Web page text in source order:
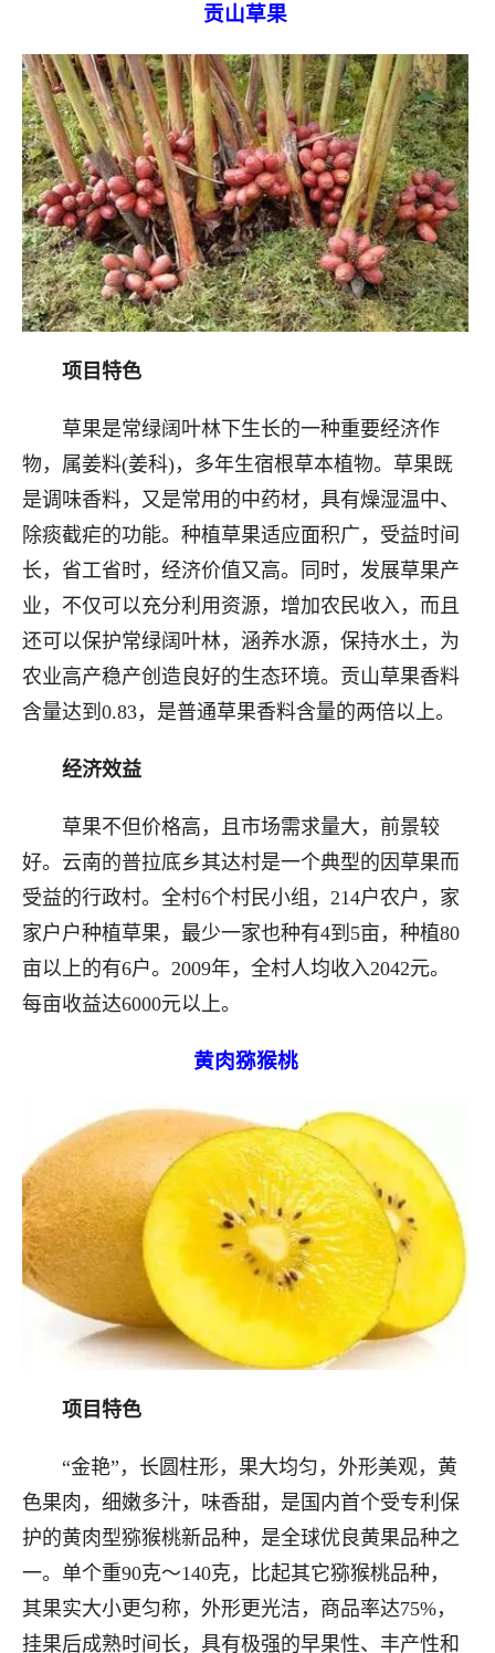
贡山草果
项目特色
草果是常绿阔叶林下生长的一种重要经济作
物，属姜料(姜科)，多年生宿根草本植物。草果既
是调味香料，又是常用的中药材，具有燥湿温中、
除痰截疟的功能。种植草果适应面积广，受益时间
长，省工省时，经济价值又高。同时，发展草果产
业，不仅可以充分利用资源，增加农民收入，而且
还可以保护常绿阔叶林，涵养水源，保持水土，为
农业高产稳产创造良好的生态环境。贡山草果香料
含量达到0.83，是普通草果香料含量的两倍以上。
经济效益
草果不但价格高，且市场需求量大，前景较
好。云南的普拉底乡其达村是一个典型的因草果而
受益的行政村。全村6个村民小组，214户农户，家
家户户种植草果，最少一家也种有4到5亩，种植80
亩以上的有6户。2009年，全村人均收入2042元。
每亩收益达6000元以上。
黄肉猕猴桃
项目特色
“金艳”，长圆柱形，果大均匀，外形美观，黄
色果肉，细嫩多汁，味香甜，是国内首个受专利保
护的黄肉型猕猴桃新品种，是全球优良黄果品种之
一。单个重90克～140克，比起其它猕猴桃品种，
其果实大小更匀称，外形更光洁，商品率达75%，
挂果后成熟时间长，具有极强的早果性、丰产性和